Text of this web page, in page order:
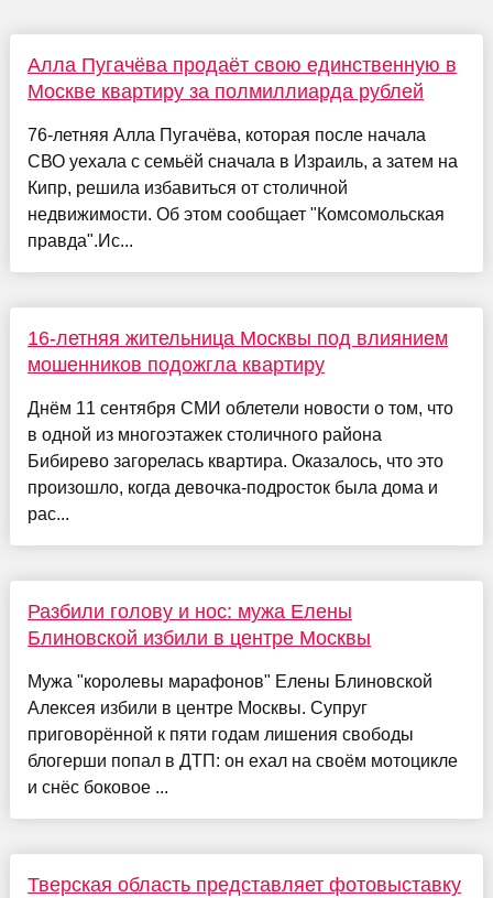
Алла Пугачёва продаёт свою единственную в
Москве квартиру за полмиллиарда рублей
76-летняя Алла Пугачёва, которая после начала
СВО уехала с семьёй сначала в Израиль, а затем на
Кипр, решила избавиться от столичной
недвижимости. Об этом сообщает "Комсомольская
правда".Ис...
16-летняя жительница Москвы под влиянием
мошенников подожгла квартиру
Днём 11 сентября СМИ облетели новости о том, что
в одной из многоэтажек столичного района
Бибирево загорелась квартира. Оказалось, что это
произошло, когда девочка-подросток была дома и
рас...
Разбили голову и нос: мужа Елены
Блиновской избили в центре Москвы
Мужа "королевы марафонов" Елены Блиновской
Алексея избили в центре Москвы. Супруг
приговорённой к пяти годам лишения свободы
блогерши попал в ДТП: он ехал на своём мотоцикле
и снёс боковое ...
Тверская область представляет фотовыставку